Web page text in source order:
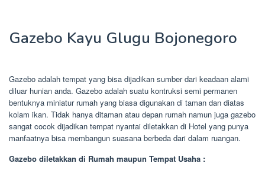
Gazebo Kayu Glugu Bojonegoro
Gazebo adalah tempat yang bisa dijadikan sumber dari keadaan alami
diluar hunian anda. Gazebo adalah suatu kontruksi semi permanen
bentuknya miniatur rumah yang biasa digunakan di taman dan diatas
kolam ikan. Tidak hanya ditaman atau depan rumah namun juga gazebo
sangat cocok dijadikan tempat nyantai diletakkan di Hotel yang punya
manfaatnya bisa membangun suasana berbeda dari dalam ruangan.
Gazebo diletakkan di Rumah maupun Tempat Usaha :